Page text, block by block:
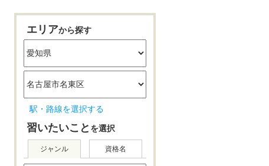
エリアから探す
駅・路線を選択する
習いたいこと を選択
ジャンル 資格名